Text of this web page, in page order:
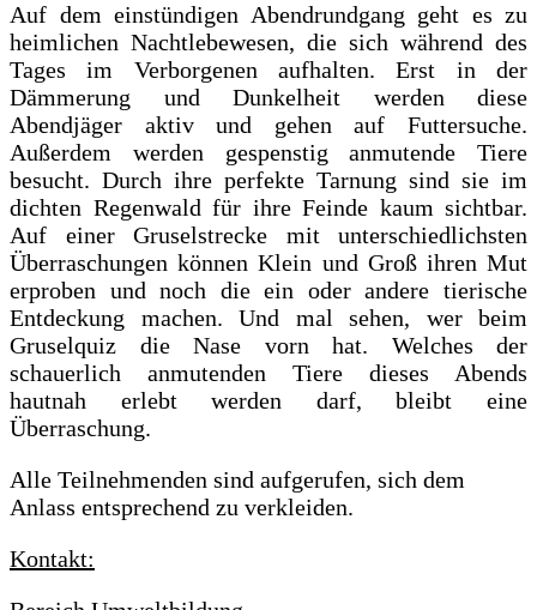
Auf dem einstündigen Abendrundgang geht es zu
heimlichen Nachtlebewesen, die sich während des
Tages im Verborgenen aufhalten. Erst in der
Dämmerung und Dunkelheit werden diese
Abendjäger aktiv und gehen auf Futtersuche.
Außerdem werden gespenstig anmutende Tiere
besucht. Durch ihre perfekte Tarnung sind sie im
dichten Regenwald für ihre Feinde kaum sichtbar.
Auf einer Gruselstrecke mit unterschiedlichsten
Überraschungen können Klein und Groß ihren Mut
erproben und noch die ein oder andere tierische
Entdeckung machen. Und mal sehen, wer beim
Gruselquiz die Nase vorn hat. Welches der
schauerlich anmutenden Tiere dieses Abends
hautnah erlebt werden darf, bleibt eine
Überraschung.
Alle Teilnehmenden sind aufgerufen, sich dem
Anlass entsprechend zu verkleiden.
Kontakt: